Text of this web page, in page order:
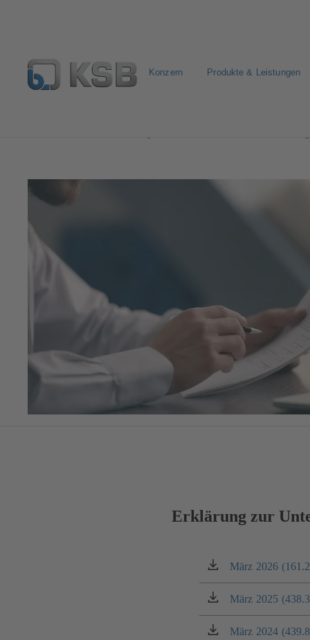
Konzern Produkte & Leistungen
Erklärung zur
März 2026
(öffnet
in
einem
Tab)
März 2025
(öffnet
in
einem
März 2024
(öffnet